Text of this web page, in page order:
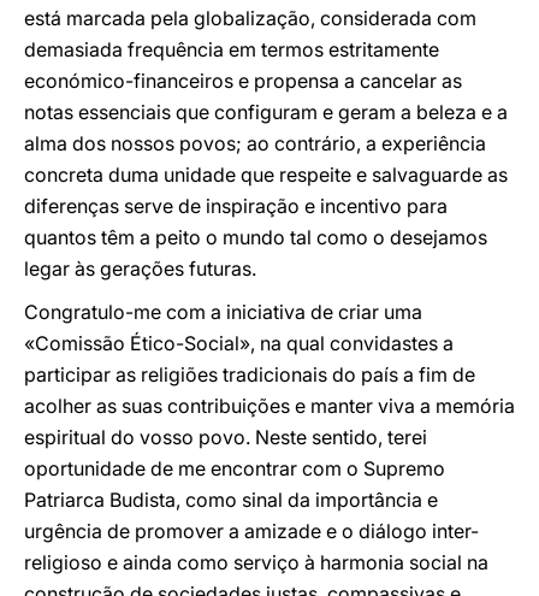
está marcada pela globalização, considerada com
demasiada frequência em termos estritamente
económico-financeiros e propensa a cancelar as
notas essenciais que configuram e geram a beleza e a
alma dos nossos povos; ao contrário, a experiência
concreta duma unidade que respeite e salvaguarde as
diferenças serve de inspiração e incentivo para
quantos têm a peito o mundo tal como o desejamos
legar às gerações futuras.
Congratulo-me com a iniciativa de criar uma
«Comissão Ético-Social», na qual convidastes a
participar as religiões tradicionais do país a fim de
acolher as suas contribuições e manter viva a memória
espiritual do vosso povo. Neste sentido, terei
oportunidade de me encontrar com o Supremo
Patriarca Budista, como sinal da importância e
urgência de promover a amizade e o diálogo inter-
religioso e ainda como serviço à harmonia social na